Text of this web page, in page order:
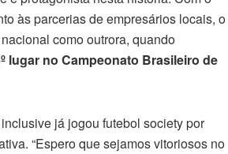
às parcerias de empresários locais, o
como outrora, quando
lugar no Campeonato Brasileiro de
já jogou futebol society por
“Espero que sejamos vitoriosos no